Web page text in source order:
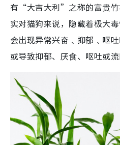
有“大吉大利”之称的富贵竹
实对猫狗来说，隐藏着极大
会出现异常兴奋﹑抑郁﹑呕
或导致抑郁、厌食、呕吐或流